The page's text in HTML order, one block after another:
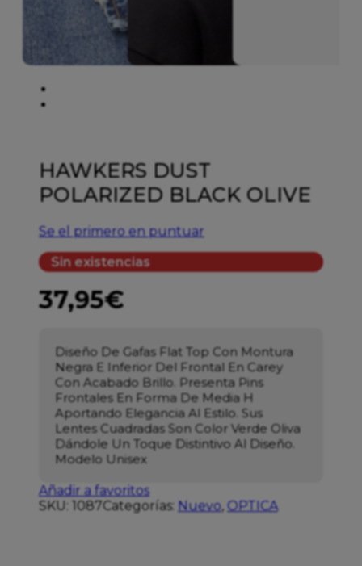
HAWKERS DUST
POLARIZED BLACK OLIVE
Se el primero en puntuar
Sin existencias
37,95€
Diseño De Gafas Flat Top Con Montura
Negra E Inferior Del Frontal En Carey
Con Acabado Brillo. Presenta Pins
Frontales En Forma De Media H
Aportando Elegancia Al Estilo. Sus
Lentes Cuadradas Son Color Verde Oliva
Dándole Un Toque Distintivo Al Diseño.
Modelo Unisex
Añadir a favoritos
SKU: 1087Categorías: Nuevo, OPTICA